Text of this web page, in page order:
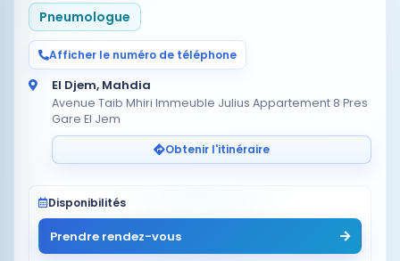
Pneumologue
Afficher le numéro de téléphone
El Djem, Mahdia
Avenue Taib Mhiri Immeuble Julius Appartement 8 Pres
Gare El Jem
Obtenir l'itinéraire
Disponibilités
Prendre rendez-vous